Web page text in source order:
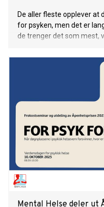
De aller fleste opplever
for psyken, men det er
de trenger det som mest,
Mental Helse deler ut